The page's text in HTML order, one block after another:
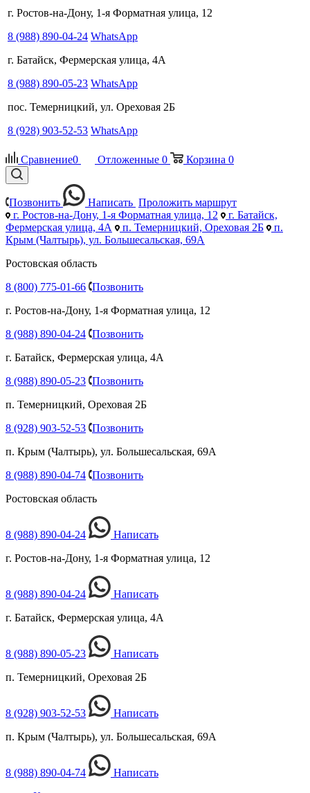
г. Ростов-на-Дону, 1-я Форматная улица, 12
8 (988) 890-04-24 WhatsApp
г. Батайск, Фермерская улица, 4А
8 (988) 890-05-23 WhatsApp
пос. Темерницкий, ул. Ореховая 2Б
8 (928) 903-52-53 WhatsApp
Сравнение0 Отложенные 0 Корзина 0
Позвонить Написать Проложить маршрут
г. Ростов-на-Дону, 1-я Форматная улица, 12
г. Батайск,
Фермерская улица, 4А
п. Темерницкий, Ореховая 2Б
п.
Крым (Чалтырь), ул. Большесальская, 69А
Ростовская область
8 (800) 775-01-66 Позвонить
г. Ростов-на-Дону, 1-я Форматная улица, 12
8 (988) 890-04-24 Позвонить
г. Батайск, Фермерская улица, 4А
8 (988) 890-05-23 Позвонить
п. Темерницкий, Ореховая 2Б
8 (928) 903-52-53 Позвонить
п. Крым (Чалтырь), ул. Большесальская, 69А
8 (988) 890-04-74 Позвонить
Ростовская область
8 (988) 890-04-24
Написать
г. Ростов-на-Дону, 1-я Форматная улица, 12
8 (988) 890-04-24
Написать
г. Батайск, Фермерская улица, 4А
8 (988) 890-05-23
Написать
п. Темерницкий, Ореховая 2Б
8 (928) 903-52-53
Написать
п. Крым (Чалтырь), ул. Большесальская, 69А
8 (988) 890-04-74
Написать